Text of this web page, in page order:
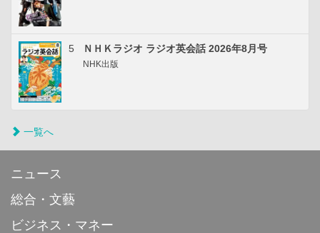
5 ＮＨＫラジオ ラジオ英会話 2026年8月号
NHK出版
一覧へ
ニュース
総合・文藝
ビジネス・マネー